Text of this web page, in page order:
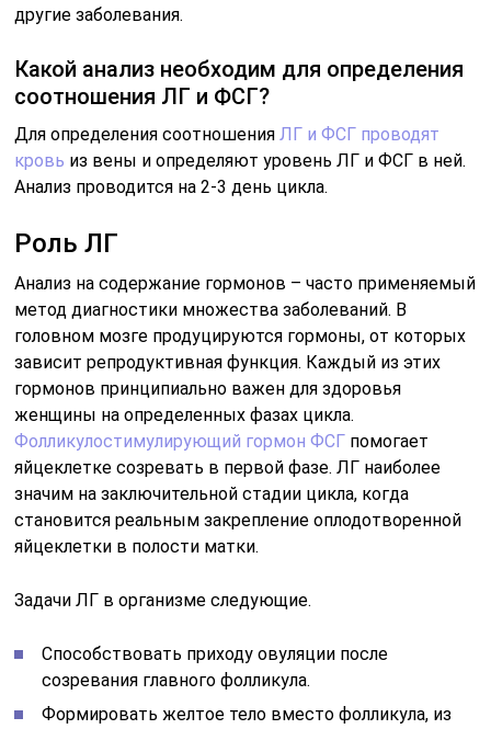
другие заболевания.
Какой анализ необходим для определения
соотношения ЛГ и ФСГ?
Для определения соотношенияЛГ и ФСГ проводят
кровь из вены и определяют уровень ЛГ и ФСГ в ней.
Анализ проводится на 2-3 день цикла.
Роль ЛГ
Анализ на содержание гормонов – часто применяемый
метод диагностики множества заболеваний. В
головном мозге продуцируются гормоны, от которых
зависит репродуктивная функция. Каждый из этих
гормонов принципиально важен для здоровья
женщины на определенных фазах цикла.
Фолликулостимулирующий гормон ФСГ помогает
яйцеклетке созревать в первой фазе. ЛГ наиболее
значим на заключительной стадии цикла, когда
становится реальным закрепление оплодотворенной
яйцеклетки в полости матки.
Задачи ЛГ в организме следующие.
Способствовать приходу овуляции после
созревания главного фолликула.
Формировать желтое тело вместо фолликула, из